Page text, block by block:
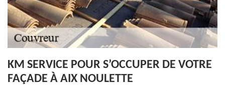
KM SERVICE POUR S’OCCUPER DE VOTRE
FAÇADE À AIX NOULETTE